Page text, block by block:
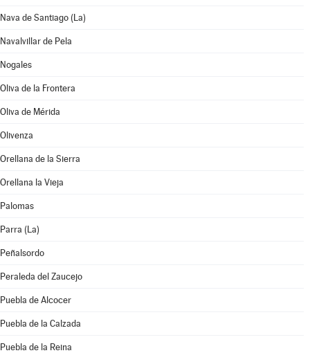
Nava de Santiago (La)
Navalvillar de Pela
Nogales
Oliva de la Frontera
Oliva de Mérida
Olivenza
Orellana de la Sierra
Orellana la Vieja
Palomas
Parra (La)
Peñalsordo
Peraleda del Zaucejo
Puebla de Alcocer
Puebla de la Calzada
Puebla de la Reina